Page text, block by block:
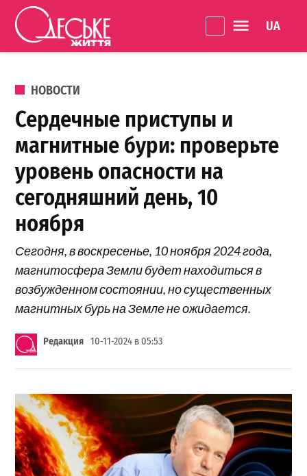
Перейти к содержанию
життя
ОПУБЛИКОВАНО В
НОВОСТИ
Сердечные приступы и
магнитные бури: проверьте
уровень опасности на
сегодняшний день, 10
ноября
Сегодня, в воскресенье, 10 ноября 2024 года,
магнитосфера Земли будет находиться в
возбужденном состоянии, но существенных
магнитных бурь на Земле не ожидается.
Редакция 10-11-2024 в 05:53